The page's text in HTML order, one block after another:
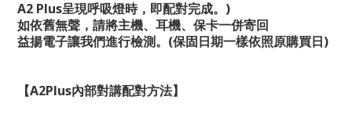
A2 Plus呈現呼吸燈時，即配對完成。 )
如依舊無聲，請將主機、耳機、保卡一併寄回
益揚電子讓我們進行檢測。 (保固日期一樣依照原購買日)
【A2Plus內部對講配對方法】